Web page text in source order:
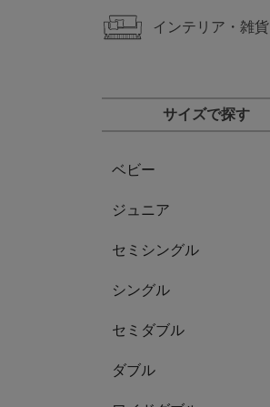
インテリア・雑貨
サイズで探す
ベビー
ジュニア
セミシングル
シングル
セミダブル
ダブル